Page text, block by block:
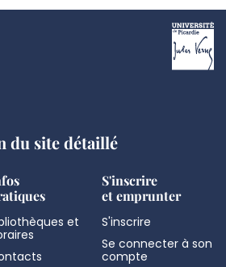
du site détaillé
et
S'inscrire
et emprunter
S'inscrire
Se connecter à son
compte